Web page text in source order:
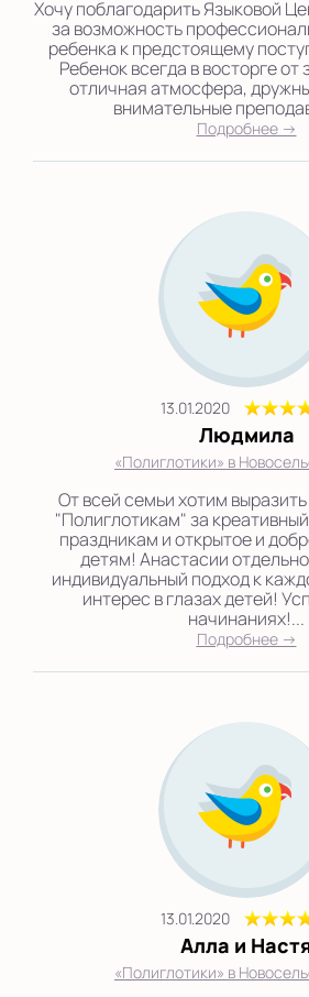
Хочу поблагодарить Языковой
за возможность
ребенка к предстоящему
Ребенок всегда в восторге от
отличная атмосфера,
внимательные
Подробнее →
13.01.2020
Людмила
«Полиглотики» в
От всей семьи хотим
"Полиглотикам" за
праздникам и открытое и
детям! Анастасии
индивидуальный подход к
интерес в глазах детей!
начинаниях!...
Подробнее →
13.01.2020
Алла и
«Полиглотики» в